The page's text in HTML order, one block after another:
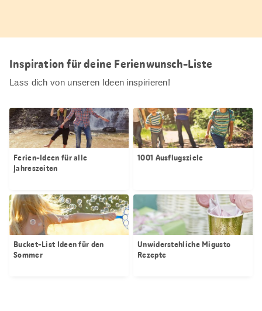
Inspiration für deine Ferienwunsch-Liste
Lass dich von unseren Ideen inspirieren!
Ferien-Ideen für alle
Jahreszeiten
1001 Ausflugsziele
Bucket-List Ideen für den
Sommer
Unwiderstehliche Migusto
Rezepte